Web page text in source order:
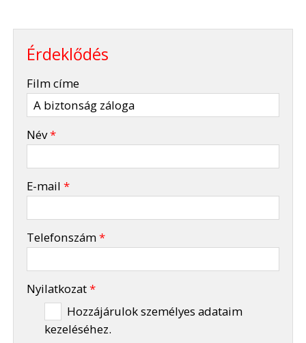
Érdeklődés
Film címe
Név*
E-mail*
Telefonszám*
Nyilatkozat*
Hozzájárulok személyes adataim
kezeléséhez.